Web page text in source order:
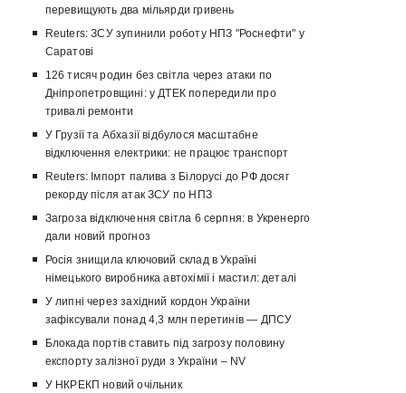
перевищують два мільярди гривень
Reuters: ЗСУ зупинили роботу НПЗ "Роснефти" у
Саратові
126 тисяч родин без світла через атаки по
Дніпропетровщині: у ДТЕК попередили про
тривалі ремонти
У Грузії та Абхазії відбулося масштабне
відключення електрики: не працює транспорт
Reuters: Імпорт палива з Білорусі до РФ досяг
рекорду після атак ЗСУ по НПЗ
Загроза відключення світла 6 серпня: в Укренерго
дали новий прогноз
Росія знищила ключовий склад в Україні
німецького виробника автохімії і мастил: деталі
У липні через західний кордон України
зафіксували понад 4,3 млн перетинів — ДПСУ
Блокада портів ставить під загрозу половину
експорту залізної руди з України – NV
У НКРЕКП новий очільник